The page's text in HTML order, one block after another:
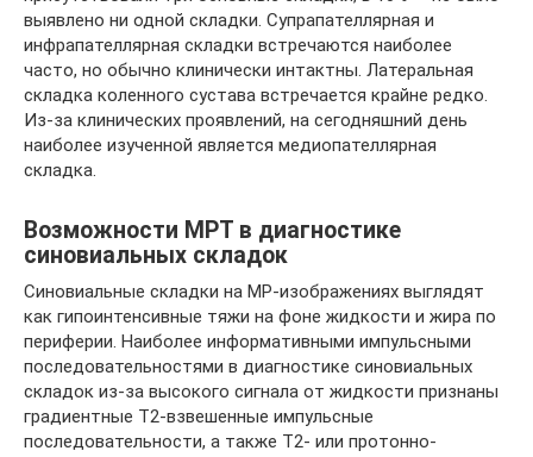
выявлено ни одной складки. Супрапателлярная и
инфрапателлярная складки встречаются наиболее
часто, но обычно клинически интактны. Латеральная
складка коленного сустава встречается крайне редко.
Из-за клинических проявлений, на сегодняшний день
наиболее изученной является медиопателлярная
складка.
Возможности МРТ в диагностике
синовиальных складок
Синовиальные складки на МР-изображениях выглядят
как гипоинтенсивные тяжи на фоне жидкости и жира по
периферии. Наиболее информативными импульсными
последовательностями в диагностике синовиальных
складок из-за высокого сигнала от жидкости признаны
градиентные Т2-взвешенные импульсные
последовательности, а также Т2- или протонно-